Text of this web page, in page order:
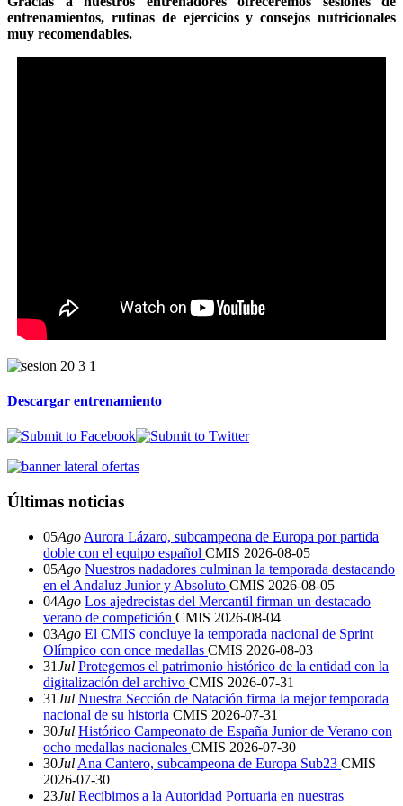
entrenamientos, rutinas de ejercicios y consejos nutricionales
muy recomendables.
Descargar entrenamiento
Últimas noticias
05Ago Aurora Lázaro, subcampeona de Europa por partida
doble con el equipo español CMIS 2026-08-05
05Ago Nuestros nadadores culminan la temporada destacando
en el Andaluz Junior y Absoluto CMIS 2026-08-05
04Ago Los ajedrecistas del Mercantil firman un destacado
verano de competición CMIS 2026-08-04
03Ago El CMIS concluye la temporada nacional de Sprint
Olímpico con once medallas CMIS 2026-08-03
31Jul Protegemos el patrimonio histórico de la entidad con la
digitalización del archivo CMIS 2026-07-31
31Jul Nuestra Sección de Natación firma la mejor temporada
nacional de su historia CMIS 2026-07-31
30Jul Histórico Campeonato de España Junior de Verano con
ocho medallas nacionales CMIS 2026-07-30
30Jul Ana Cantero, subcampeona de Europa Sub23 CMIS
2026-07-30
23Jul Recibimos a la Autoridad Portuaria en nuestras